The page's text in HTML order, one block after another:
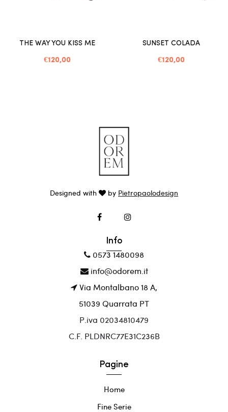
THE WAY YOU KISS ME
€120,00
SUNSET COLADA
€120,00
Designed with by Pietropaolodesign
Info
0573 1480098
info@odorem.it
Via Montalbano 18 A,
51039 Quarrata PT
P.iva 02034810479
C.F. PLDNRC77E31C236B
Pagine
Home
Fine Serie